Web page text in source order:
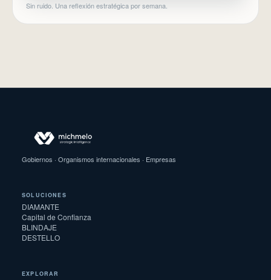
Sin ruido. Una reflexión estratégica por semana.
Gobiernos · Organismos internacionales · Empresas
SOLUCIONES
DIAMANTE
Capital de Confianza
BLINDAJE
DESTELLO
EXPLORAR